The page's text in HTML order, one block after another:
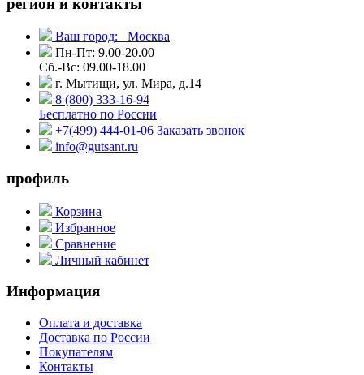
Ваш город:
Москва
Пн-Пт: 9.00-20.00
Сб.-Вс: 09.00-18.00
г. Мытищи, ул. Мира, д.14
8 (800) 333-16-94
Бесплатно по России
+7(499) 444-01-06 Заказать звонок
info@gutsant.ru
профиль
Корзина
Избранное
Сравнение
Личный кабинет
Информация
Оплата и доставка
Доставка по России
Покупателям
Контакты